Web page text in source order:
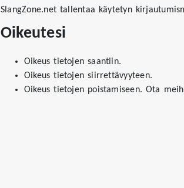
SlangZone.net tallentaa käytetyn
Oikeutesi
Oikeus tietojen saantiin.
Oikeus tietojen siirrettävyyteen.
Oikeus tietojen poistamiseen. Ota